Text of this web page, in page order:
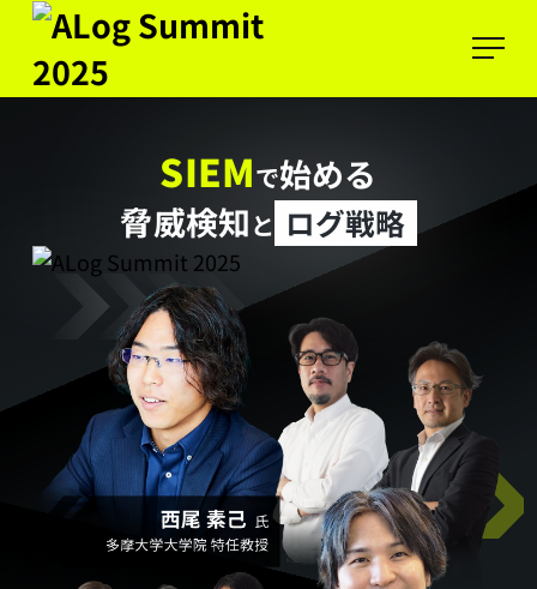
SIEMで始める
脅威検知と ログ戦略
SIEM
で
始
る
と
ロ
グ
戦
略